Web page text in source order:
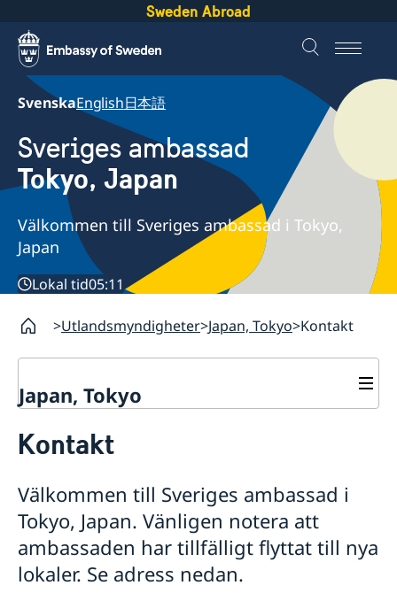
Sweden Abroad
SvenskaEnglish日本語
Sveriges ambassad
Tokyo, Japan
Välkommen till Sveriges ambassad i Tokyo,
Japan
Lokal tid05:11
Utlandsmyndigheter Japan, Tokyo Kontakt
Japan, Tokyo
Svenskar i Världen
Om oss
Ambassadens personal
Kontoret för innovation och forskning (OSI)
Handel & service till svenska företag
Team Sweden Japan
Ambassadbyggnaden
Aktuellt
Nyheter
Kalendarium
Ansökan om nominellt stöd, s.k. kōen
Kontakt
Välkommen till Sveriges ambassad i
Tokyo, Japan. Vänligen notera att
ambassaden har tillfälligt flyttat till nya
lokaler. Se adress nedan.